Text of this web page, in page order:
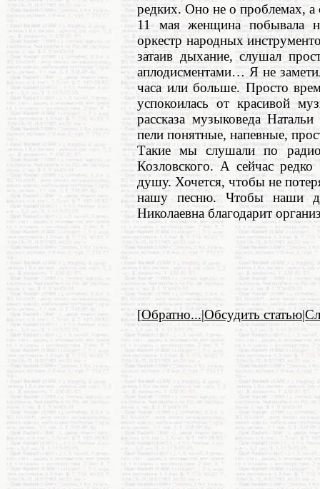
редких. Оно не о проблемах,
11 мая женщина побывала
оркестр народных
затаив дыхание, слушал
аплодисментами… Я не
часа или больше. Просто
успокоилась от красивой
рассказа музыковеда
пели понятные, напевные,
Такие мы слушали по
Козловского. А сейчас
душу. Хочется, чтобы не
нашу песню. Чтобы наши
Николаевна благодарит
[Обратно...|Обсудить статью|